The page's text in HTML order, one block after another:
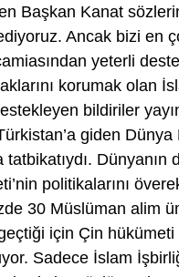
Başkan Kanat
Ancak bizi en
yeterli
korumak olan
bildiriler
giden
Dünyanın
politikalarını
30 Müslüman alim
için Çin
Sadece İslam